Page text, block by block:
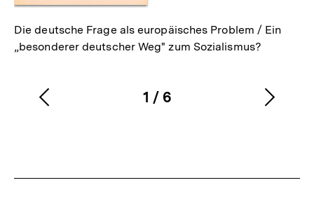
Die deutsche Frage als europäisches Problem / Ein
„besonderer deutscher Weg" zum Sozialismus?
Karussellinhalt
1
von
/ 6
Vorherigen